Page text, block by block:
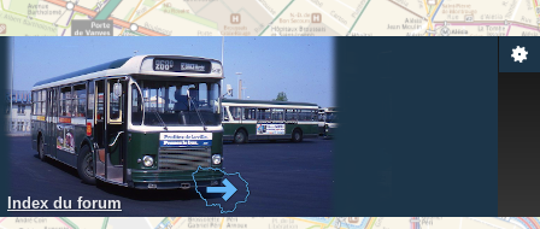
Index du forum